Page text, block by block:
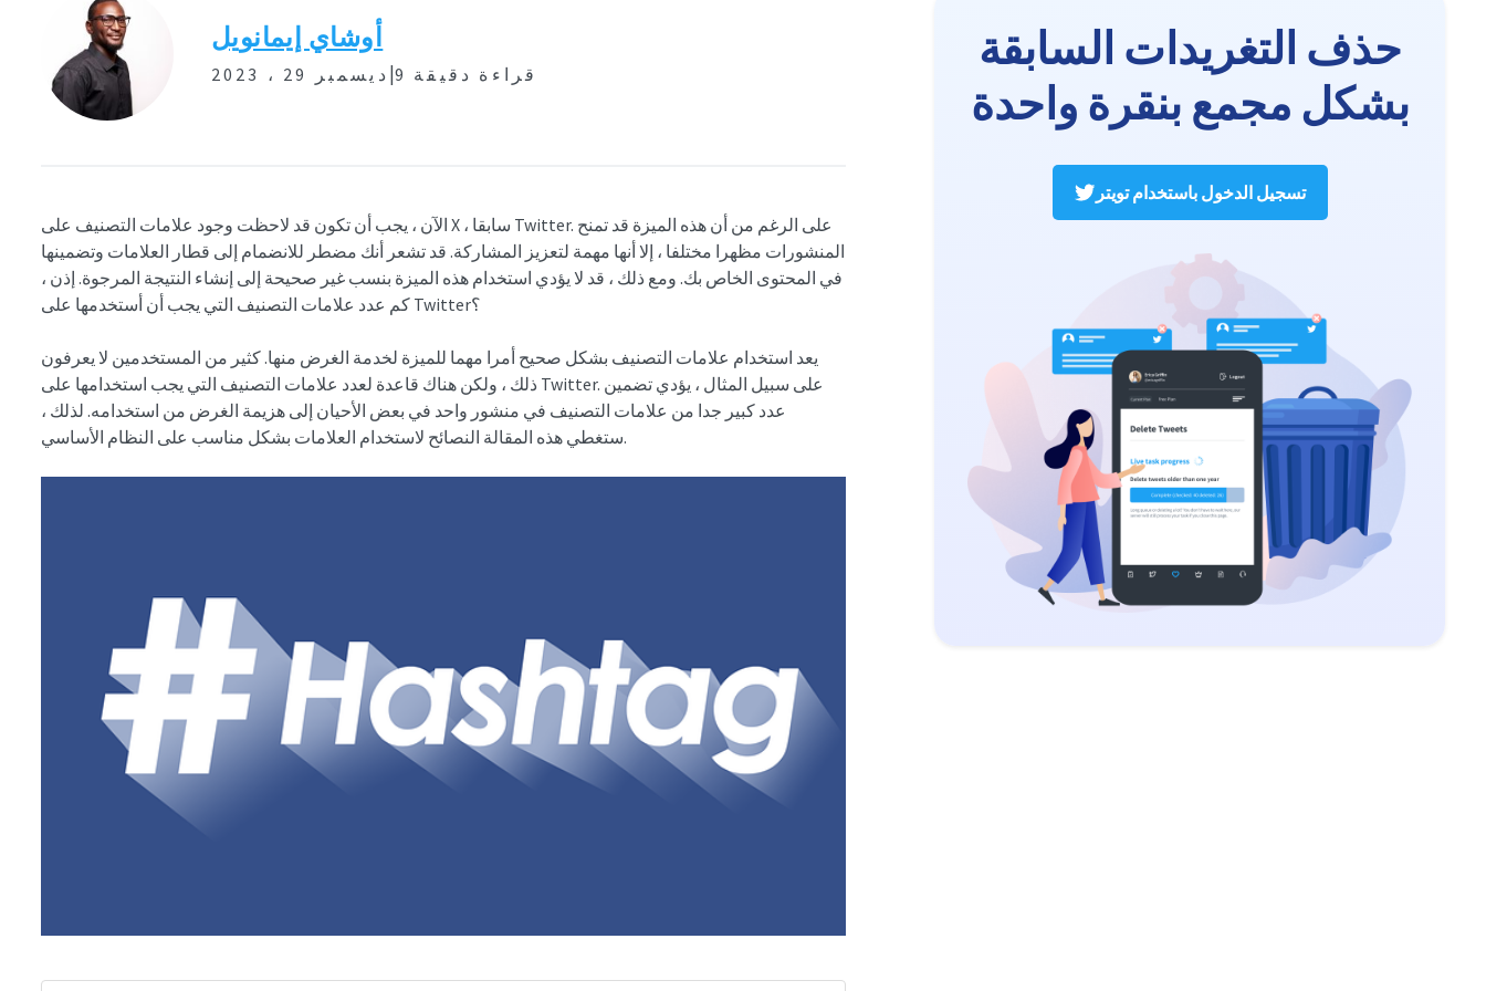
أوشاي إيمانويل
ديسمبر 29 ، 2023 | 9 قراءة دقيقة
الآن ، يجب أن تكون قد لاحظت وجود علامات التصنيف على X ، سابقا Twitter. على الرغم من أن هذه الميزة قد تمنح
المنشورات مظهرا مختلفا ، إلا أنها مهمة لتعزيز المشاركة. قد تشعر أنك مضطر للانضمام إلى قطار العلامات وتضمينها
في المحتوى الخاص بك. ومع ذلك ، قد لا يؤدي استخدام هذه الميزة بنسب غير صحيحة إلى إنشاء النتيجة المرجوة. إذن ،
كم عدد علامات التصنيف التي يجب أن أستخدمها على Twitter؟
يعد استخدام علامات التصنيف بشكل صحيح أمرا مهما للميزة لخدمة الغرض منها. كثير من المستخدمين لا يعرفون
ذلك ، ولكن هناك قاعدة لعدد علامات التصنيف التي يجب استخدامها على Twitter. على سبيل المثال ، يؤدي تضمين
عدد كبير جدا من علامات التصنيف في منشور واحد في بعض الأحيان إلى هزيمة الغرض من استخدامه. لذلك ،
ستغطي هذه المقالة النصائح لاستخدام العلامات بشكل مناسب على النظام الأساسي.
حذف التغريدات السابقة
بشكل مجمع بنقرة واحدة
تسجيل الدخول باستخدام تويتر